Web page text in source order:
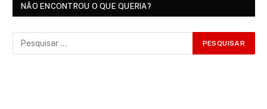
NÃO ENCONTROU O QUE QUERIA?